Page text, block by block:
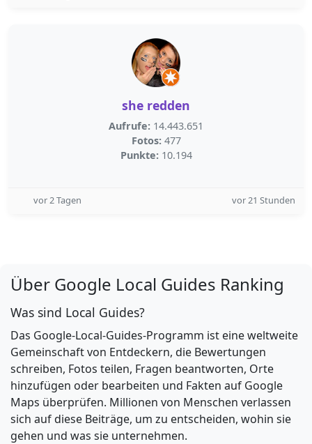
she redden
Aufrufe: 14.443.651
Fotos: 477
Punkte: 10.194
vor 2 Tagen vor 21 Stunden
Über Google Local Guides Ranking
Was sind Local Guides?
Das Google-Local-Guides-Programm ist eine weltweite
Gemeinschaft von Entdeckern, die Bewertungen
schreiben, Fotos teilen, Fragen beantworten, Orte
hinzufügen oder bearbeiten und Fakten auf Google
Maps überprüfen. Millionen von Menschen verlassen
sich auf diese Beiträge, um zu entscheiden, wohin sie
gehen und was sie unternehmen.